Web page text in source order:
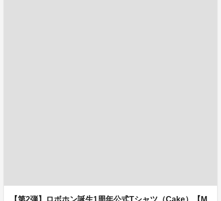
【第2弾】ロボホン誕生1周年公式Tシャツ（Cake）【M